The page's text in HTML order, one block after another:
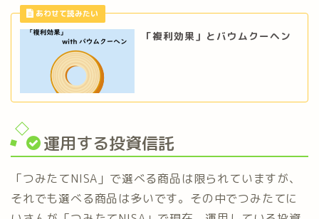
「複利効果」とバウムクーヘン
運用する投資信託
「つみたてNISA」で選べる商品は限られていますが、
それでも選べる商品は多いです。その中でつみたてに